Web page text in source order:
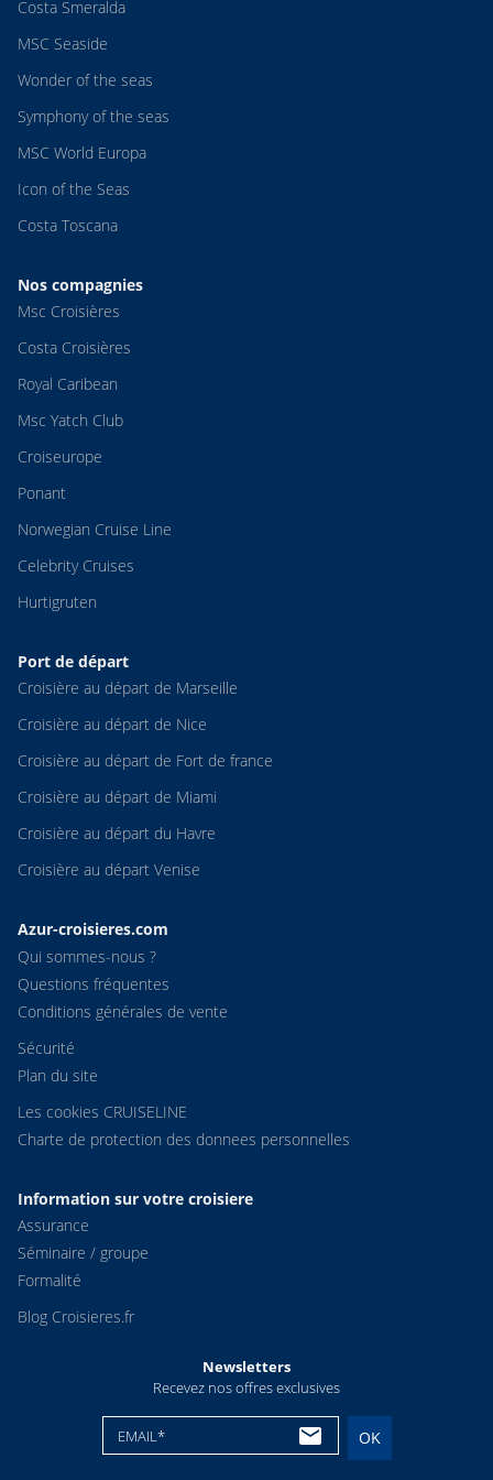
Costa Smeralda
MSC Seaside
Wonder of the seas
Symphony of the seas
MSC World Europa
Icon of the Seas
Costa Toscana
Nos compagnies
Msc Croisières
Costa Croisières
Royal Caribean
Msc Yatch Club
Croiseurope
Ponant
Norwegian Cruise Line
Celebrity Cruises
Hurtigruten
Port de départ
Croisière au départ de Marseille
Croisière au départ de Nice
Croisière au départ de Fort de france
Croisière au départ de Miami
Croisière au départ du Havre
Croisière au départ Venise
Azur-croisieres.com
Qui sommes-nous ?
Questions fréquentes
Conditions générales de vente
Sécurité
Plan du site
Les cookies CRUISELINE
Charte de protection des donnees personnelles
Information sur votre croisiere
Assurance
Séminaire / groupe
Formalité
Blog Croisieres.fr
Newsletters
Recevez nos offres exclusives
EMAIL* OK